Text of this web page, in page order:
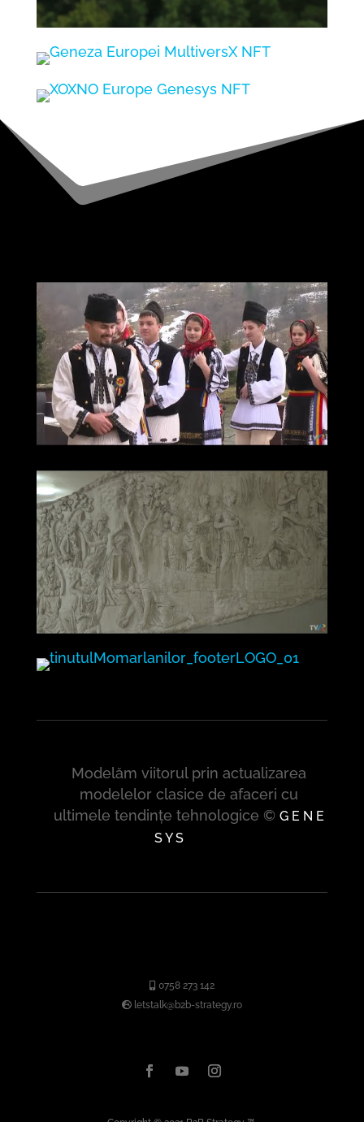
Modelăm viitorul prin actualizarea
modelelor clasice de afaceri cu
ultimele tendințe tehnologice ©G E N E
S Y S
0758 273 142
letstalk@b2b-strategy.ro